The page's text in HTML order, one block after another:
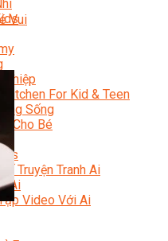
Kitchen For Kid & Teen
Sống
Cho Bé
Truyện Tranh Ai
Ai
Video Với Ai
Vui